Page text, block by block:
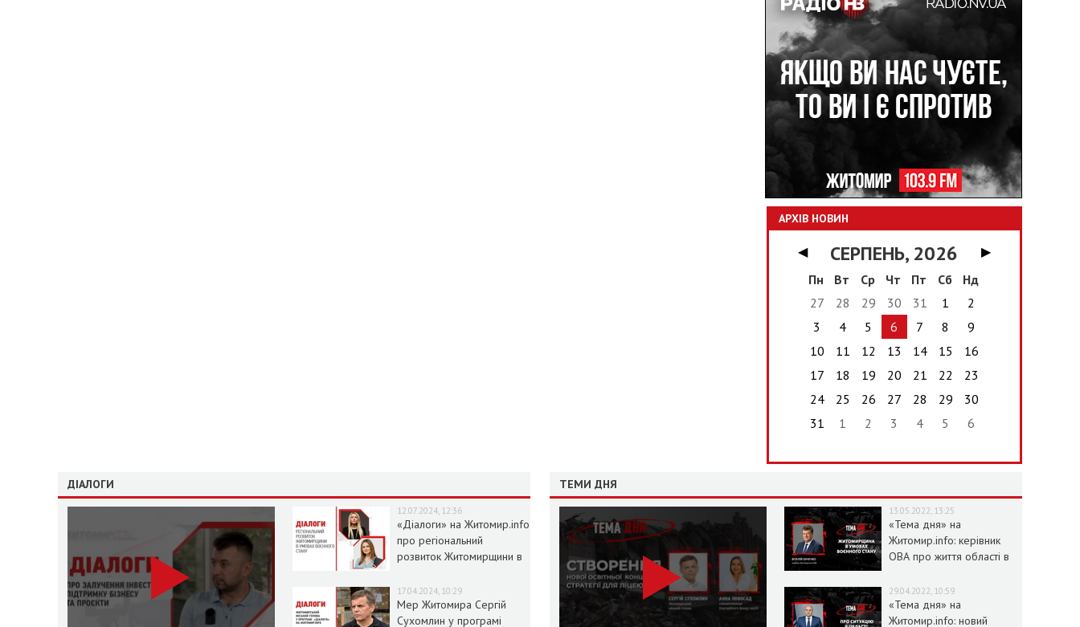
АРХІВ НОВИН
◀ СЕРПЕНЬ, 2026
▶
Пн
Вт Ср Чт Пт Сб
Нд
27
28 29 30 31 1
2
3
4 5 6 7 8
9
10
11 12 13 14 15
16
17
18 19 20 21 22
23
24
25 26 27 28 29
30
31
1 2 3 4 5 6
ДІАЛОГИ
12.07.2024, 12:36
«Діалоги» на Житомир.info
про регіональний
розвиток Житомирщини в
17.04.2024, 10:29
Мер Житомира Сергій
Сухомлин у програмі
ТЕМИ ДНЯ
13.05.2022, 13:25
«Тема дня» на
Житомир.info: керівник
ОВА про життя області в
29.04.2022, 10:59
«Тема дня» на
Житомир.info: новий